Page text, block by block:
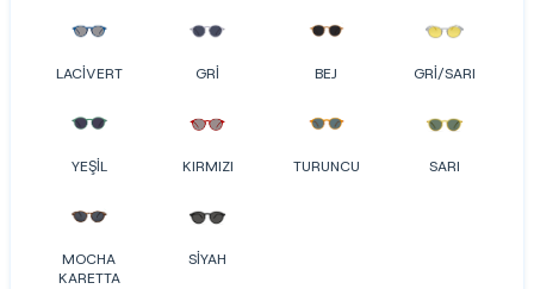
LACİVERT GRİ BEJ GRİ/SARI
YEŞİL KIRMIZI TURUNCU SARI
MOCHA
KARETTA
SİYAH